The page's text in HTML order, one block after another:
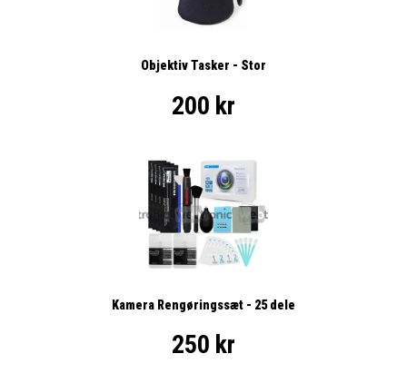
Objektiv Tasker - Stor
200 kr
Kamera Rengøringssæt - 25 dele
250 kr